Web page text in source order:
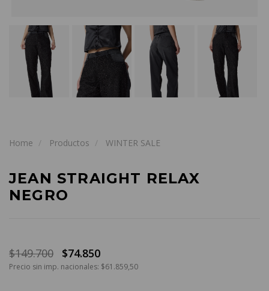
Home Productos WINTER SALE
JEAN STRAIGHT RELAX
NEGRO
$149.700 $74.850
Precio sin imp. nacionales: $61.859,50